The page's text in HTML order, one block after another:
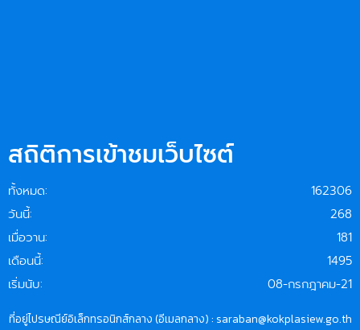
สถิติการเข้าชมเว็บไซต์
162306
ทั้งหมด:
268
วันนี้:
181
เมื่อวาน:
1495
เดือนนี้:
08-กรกฎาคม-21
เริ่มนับ:
ที่อยู่ไปรษณีย์อิเล็กทรอนิกส์กลาง (อีเมลกลาง) : saraban@kokplasiew.go.th